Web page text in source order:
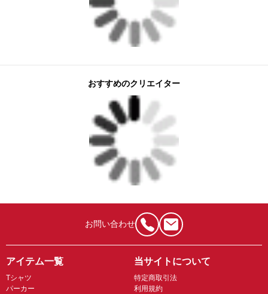
おすすめのクリエイター
お問い合わせ
アイテム一覧
Tシャツ
パーカー
当サイトについて
特定商取引法
利用規約